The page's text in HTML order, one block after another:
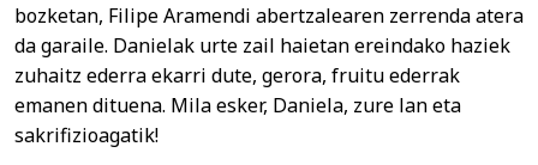
bozketan, Filipe Aramendi abertzalearen zerrenda atera
da garaile. Danielak urte zail haietan ereindako haziek
zuhaitz ederra ekarri dute, gerora, fruitu ederrak
emanen dituena. Mila esker, Daniela, zure lan eta
sakrifizioagatik!